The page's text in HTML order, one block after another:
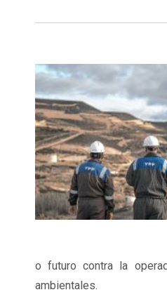
o futuro contra la
ambientales.